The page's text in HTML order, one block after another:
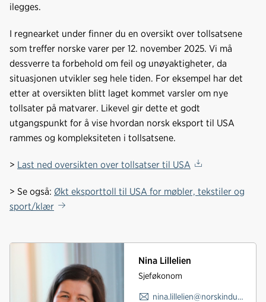
ilegges.
I regnearket under finner du en oversikt over tollsatsene
som treffer norske varer per 12. november 2025. Vi må
dessverre ta forbehold om feil og unøyaktigheter, da
situasjonen utvikler seg hele tiden. For eksempel har det
etter at oversikten blitt laget kommet varsler om nye
tollsater på matvarer. Likevel gir dette et godt
utgangspunkt for å vise hvordan norsk eksport til USA
rammes og kompleksiteten i tollsatsene.
> Last ned oversikten over tollsatser til USA
> Se også: Økt eksporttoll til USA for møbler, tekstiler og
sport/klær
Nina Lillelien
Sjeføkonom
nina.lillelien@norskindustri.no